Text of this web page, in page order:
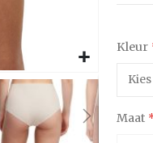
Kleur
Maat